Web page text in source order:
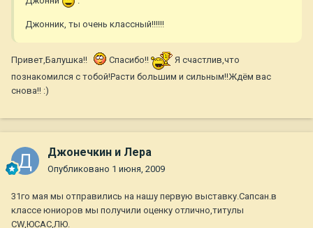
Джонник, ты очень классный!!!!!!
Привет,Балушка!! Спасибо!!
Я счастлив,что
познакомился с тобой!Расти большим и сильным!!Ждём вас
снова!! :)
Джонечкин и Лера
Опубликовано 1 июня, 2009
31го мая мы отправились на нашу первую выставку.Сапсан.в
классе юниоров мы получили оценку отлично,титулы
CW,ЮСАС,ЛЮ.